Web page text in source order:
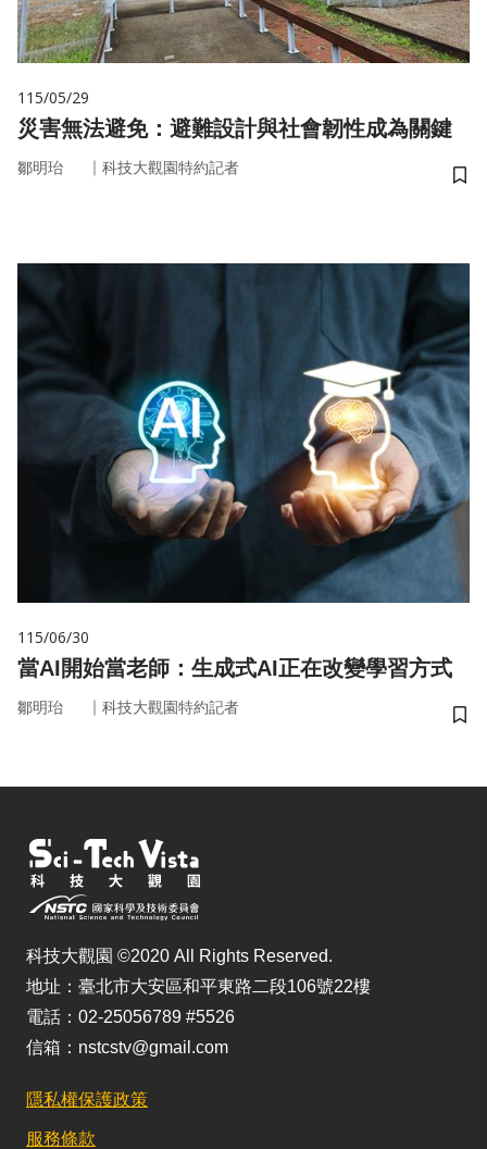
115/05/29
災害無法避免：避難設計與社會韌性成為關鍵
鄒明珆 ｜ 科技大觀園特約記者
儲
115/06/30
當AI開始當老師：生成式AI正在改變學習方式
鄒明珆 ｜ 科技大觀園特約記者
儲
科技大觀園 ©2020 All Rights Reserved.
地址：臺北市大安區和平東路二段106號22樓
電話：02-25056789 #5526
信箱：nstcstv@gmail.com
隱私權保護政策
服務條款